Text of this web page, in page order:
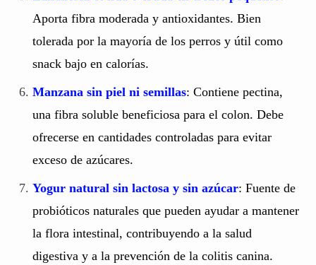
Aporta fibra moderada y antioxidantes. Bien
tolerada por la mayoría de los perros y útil como
snack bajo en calorías.
Manzana sin piel ni semillas: Contiene pectina,
una fibra soluble beneficiosa para el colon. Debe
ofrecerse en cantidades controladas para evitar
exceso de azúcares.
Yogur natural sin lactosa y sin azúcar: Fuente de
probióticos naturales que pueden ayudar a mantener
la flora intestinal, contribuyendo a la salud
digestiva y a la prevención de la colitis canina.